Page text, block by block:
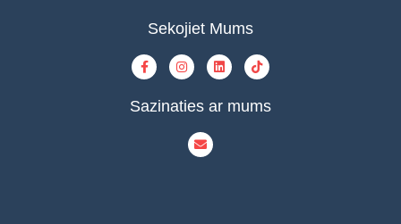
Sekojiet Mums
Sazinaties ar mums